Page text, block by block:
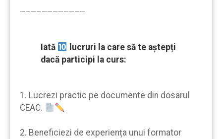
————————————
Iată
lucruri la care să te aştepți
dacă participi la curs:
1. Lucrezi practic pe documente din dosarul
CEAC.
2. Beneficiezi de experiența unui formator